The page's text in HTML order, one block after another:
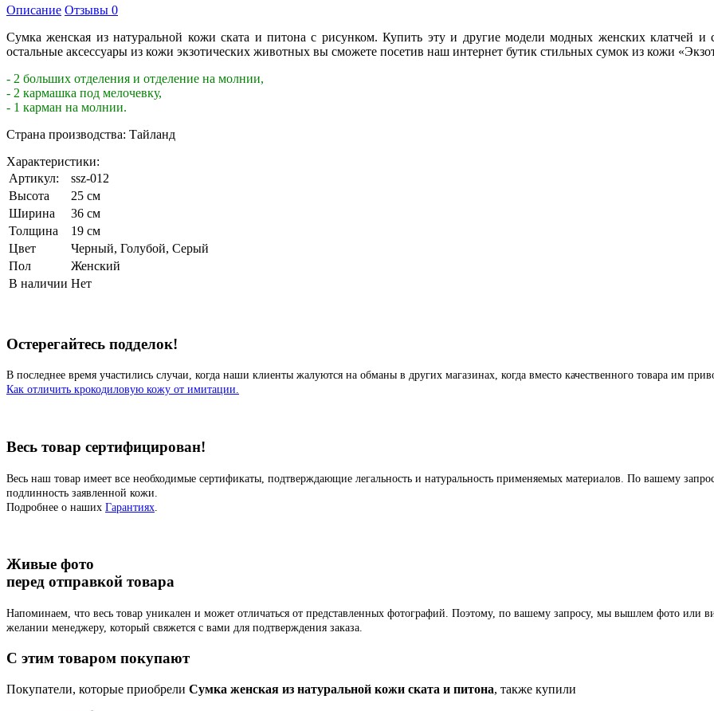
Описание Отзывы 0
Сумка женская из натуральной кожи ската и питона с рисунком. Купить эту и другие модели модных женских клатчей
остальные аксессуары из кожи экзотических животных вы сможете посетив наш интернет бутик стильных сумок из кожи
- 2 больших отделения и отделение на молнии,
- 2 кармашка под мелочевку,
- 1 карман на молнии.
Страна производства: Тайланд
Характеристики:
Артикул:
ssz-012
Высота
25 см
Ширина
36 см
Толщина
19 см
Цвет
Черный, Голубой, Серый
Пол
Женский
В наличии Нет
Остерегайтесь подделок!
В последнее время участились случаи, когда наши клиенты жалуются на обманы в других магазинах, когда вместо качественного товара им
Как отличить крокодиловую кожу от имитации.
Весь товар сертифицирован!
Весь наш товар имеет все необходимые сертификаты, подтверждающие легальность и натуральность применяемых материалов. По вашему
подлинность заявленной кожи.
Подробнее о наших Гарантиях
Живые фото
перед отправкой товара
Напоминаем, что весь товар уникален и может отличаться от представленных фотографий. Поэтому, по вашему запросу, мы вышлем фото или
желании менеджеру, который свяжется с вами для подтверждения заказа.
C этим товаром покупают
Покупатели, которые приобрели Сумка женская из натуральной кожи ската и питона, также купили